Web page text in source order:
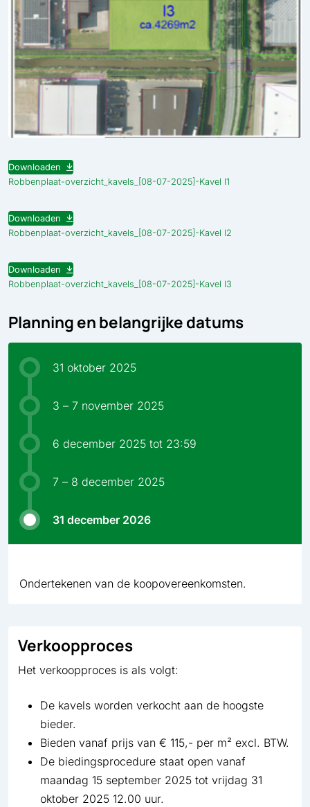
Robbenplaat-overzicht_kavels_[08-07-2025]-Kavel I1
Downloaden
Robbenplaat-overzicht_kavels_[08-07-2025]-Kavel I2
Downloaden
Robbenplaat-overzicht_kavels_[08-07-2025]-Kavel I3
Downloaden
Planning en belangrijke datums
31 oktober 2025
3 – 7 november 2025
6 december 2025 tot 23:59
7 – 8 december 2025
31 december 2026
Ondertekenen van de koopovereenkomsten.
Verkoopproces
Het verkoopproces is als volgt:
De kavels worden verkocht aan de hoogste
bieder.
Bieden vanaf prijs van € 115,- per m² excl. BTW.
De biedingsprocedure staat open vanaf
maandag 15 september 2025 tot vrijdag 31
oktober 2025 12.00 uur.